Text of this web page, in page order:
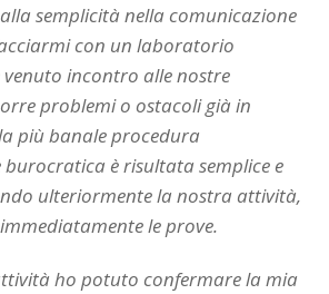
semplicità nella comunicazione
con un laboratorio
venuto incontro alle nostre
problemi o ostacoli già in
più banale procedura
è risultata semplice e
ulteriormente la nostra attività,
le prove.
ho potuto confermare la mia